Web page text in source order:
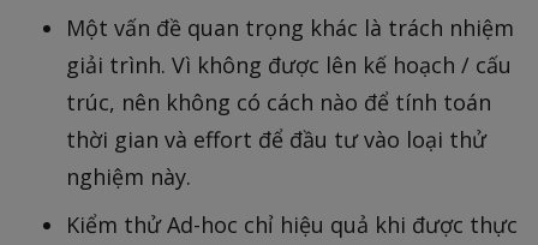
Một vấn đề quan trọng khác là trách nhiệm
giải trình. Vì không được lên kế hoạch / cấu
trúc, nên không có cách nào để tính toán
thời gian và effort để đầu tư vào loại thử
nghiệm này.
Kiểm thử Ad-hoc chỉ hiệu quả khi được thực